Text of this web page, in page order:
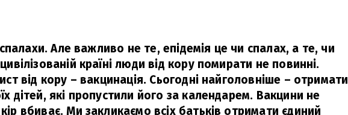
спалахи. Але важливо не те, епідемія це чи спалах, а те, чи
країні люди від кору помирати не повинні.
від кору – вакцинація. Сьогодні найголовніше – отримати
дітей, які пропустили його за календарем. Вакцини не
вбиває. Ми закликаємо всіх батьків отримати єдиний